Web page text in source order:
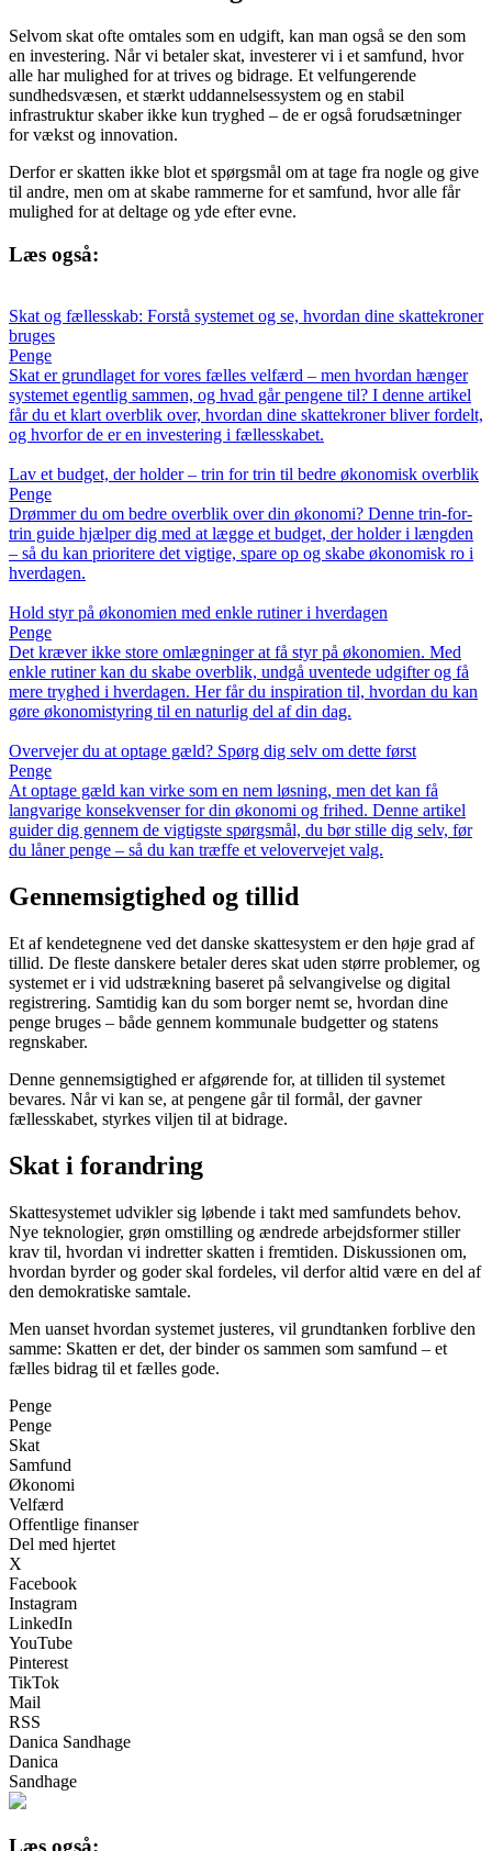
Selvom skat ofte omtales som en udgift, kan man også se den som
en investering. Når vi betaler skat, investerer vi i et samfund, hvor
alle har mulighed for at trives og bidrage. Et velfungerende
sundhedsvæsen, et stærkt uddannelsessystem og en stabil
infrastruktur skaber ikke kun tryghed – de er også forudsætninger
for vækst og innovation.
Derfor er skatten ikke blot et spørgsmål om at tage fra nogle og give
til andre, men om at skabe rammerne for et samfund, hvor alle får
mulighed for at deltage og yde efter evne.
Læs også:
Skat og fællesskab: Forstå systemet og se, hvordan dine skattekroner
bruges
Penge
Skat er grundlaget for vores fælles velfærd – men hvordan hænger
systemet egentlig sammen, og hvad går pengene til? I denne artikel
får du et klart overblik over, hvordan dine skattekroner bliver fordelt,
og hvorfor de er en investering i fællesskabet.
Lav et budget, der holder – trin for trin til bedre økonomisk overblik
Penge
Drømmer du om bedre overblik over din økonomi? Denne trin-for-
trin guide hjælper dig med at lægge et budget, der holder i længden
– så du kan prioritere det vigtige, spare op og skabe økonomisk ro i
hverdagen.
Hold styr på økonomien med enkle rutiner i hverdagen
Penge
Det kræver ikke store omlægninger at få styr på økonomien. Med
enkle rutiner kan du skabe overblik, undgå uventede udgifter og få
mere tryghed i hverdagen. Her får du inspiration til, hvordan du kan
gøre økonomistyring til en naturlig del af din dag.
Overvejer du at optage gæld? Spørg dig selv om dette først
Penge
At optage gæld kan virke som en nem løsning, men det kan få
langvarige konsekvenser for din økonomi og frihed. Denne artikel
guider dig gennem de vigtigste spørgsmål, du bør stille dig selv, før
du låner penge – så du kan træffe et velovervejet valg.
Gennemsigtighed og tillid
Et af kendetegnene ved det danske skattesystem er den høje grad af
tillid. De fleste danskere betaler deres skat uden større problemer, og
systemet er i vid udstrækning baseret på selvangivelse og digital
registrering. Samtidig kan du som borger nemt se, hvordan dine
penge bruges – både gennem kommunale budgetter og statens
regnskaber.
Denne gennemsigtighed er afgørende for, at tilliden til systemet
bevares. Når vi kan se, at pengene går til formål, der gavner
fællesskabet, styrkes viljen til at bidrage.
Skat i forandring
Skattesystemet udvikler sig løbende i takt med samfundets behov.
Nye teknologier, grøn omstilling og ændrede arbejdsformer stiller
krav til, hvordan vi indretter skatten i fremtiden. Diskussionen om,
hvordan byrder og goder skal fordeles, vil derfor altid være en del af
den demokratiske samtale.
Men uanset hvordan systemet justeres, vil grundtanken forblive den
samme: Skatten er det, der binder os sammen som samfund – et
fælles bidrag til et fælles gode.
Penge
Penge
Skat
Samfund
Økonomi
Velfærd
Offentlige finanser
Del med hjertet
X
Facebook
Instagram
LinkedIn
YouTube
Pinterest
TikTok
Mail
RSS
Danica Sandhage
Danica
Sandhage
Læs også: